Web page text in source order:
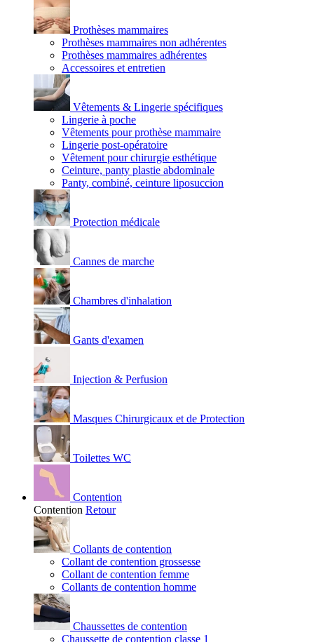
Prothèses mammaires
Prothèses mammaires non adhérentes
Prothèses mammaires adhérentes
Accessoires et entretien
Vêtements & Lingerie spécifiques
Lingerie à poche
Vêtements pour prothèse mammaire
Lingerie post-opératoire
Vêtement pour chirurgie esthétique
Ceinture, panty plastie abdominale
Panty, combiné, ceinture liposuccion
Protection médicale
Cannes de marche
Chambres d'inhalation
Gants d'examen
Injection & Perfusion
Masques Chirurgicaux et de Protection
Toilettes WC
Contention
Contention Retour
Collants de contention
Collant de contention grossesse
Collant de contention femme
Collants de contention homme
Chaussettes de contention
Chaussette de contention classe 1